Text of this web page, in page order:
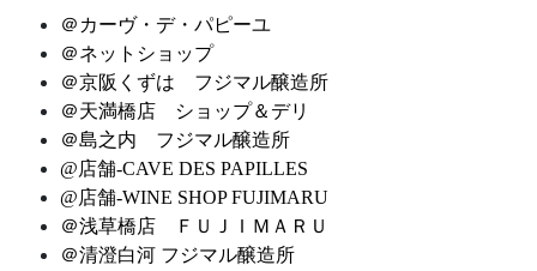
＠カーヴ・デ・パピーユ
＠ネットショップ
＠京阪くずは フジマル醸造所
＠天満橋店 ショップ＆デリ
＠島之内 フジマル醸造所
@店舗-CAVE DES PAPILLES
@店舗-WINE SHOP FUJIMARU
＠浅草橋店 ＦＵＪＩＭＡＲＵ
＠清澄白河 フジマル醸造所